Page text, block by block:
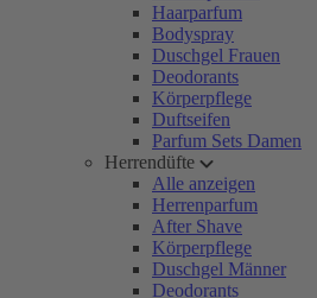
Haarparfum
Bodyspray
Duschgel Frauen
Deodorants
Körperpflege
Duftseifen
Parfum Sets Damen
Herrendüfte
Alle anzeigen
Herrenparfum
After Shave
Körperpflege
Duschgel Männer
Deodorants